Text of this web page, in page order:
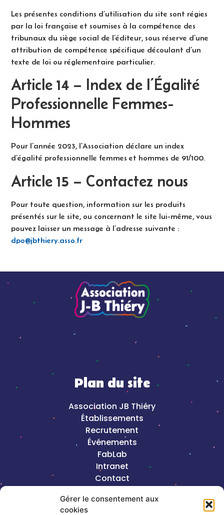
Gérer le consentement aux
cookies
Les présentes conditions d’utilisation du site sont régies
par la loi française et soumises à la compétence des
tribunaux du siège social de l’éditeur, sous réserve d’une
attribution de compétence spécifique découlant d’un
texte de loi ou réglementaire particulier.
Article 14 – Index de l’Égalité
Professionnelle Femmes-
Hommes
Pour l’année 2023, l’Association déclare un index
d’égalité professionnelle femmes et hommes de 91/100.
Article 15 – Contactez nous
Pour toute question, information sur les produits
présentés sur le site, ou concernant le site lui-même, vous
pouvez laisser un message à l’adresse suivante :
dpo@jbthiery.asso.fr
Plan du site
Association JB Thiéry
Établissements
Recrutement
Événements
FabLab
Intranet
Contact